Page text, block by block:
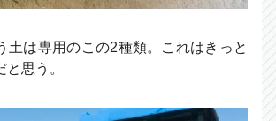
土は専用のこの2種類。これはきっと
思う。